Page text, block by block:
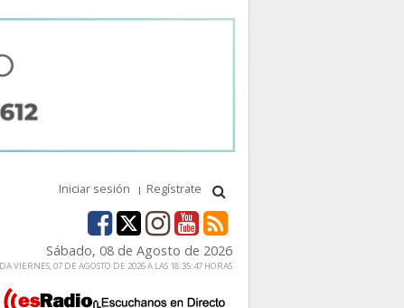
Iniciar sesión Regístrate
Sábado, 08 de Agosto de 2026
VIERNES, 07 DE AGOSTO DE 2026 A LAS 18:35:47 HORAS